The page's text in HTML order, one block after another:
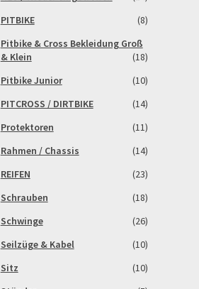
PITBIKE
(8)
Pitbike & Cross Bekleidung Groß
& Klein
(18)
Pitbike Junior
(10)
PITCROSS / DIRTBIKE
(14)
Protektoren
(11)
Rahmen / Chassis
(14)
REIFEN
(23)
Schrauben
(18)
Schwinge
(26)
Seilzüge & Kabel
(10)
Sitz
(10)